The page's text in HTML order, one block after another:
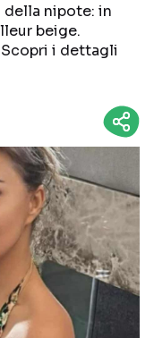
della nipote: in
beige.
i dettagli